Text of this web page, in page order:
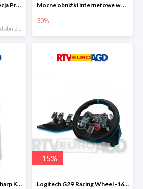
Grand Theft Auto V - Edycja Premium PS4 taniej o 50zł Mocne obniżki internetowe w EURO RTV AGD
30%
Oczyszczacz powietrza Sharp KC-D60EUW w super cenie
-15%
Logitech G29 Racing Wheel -16zł